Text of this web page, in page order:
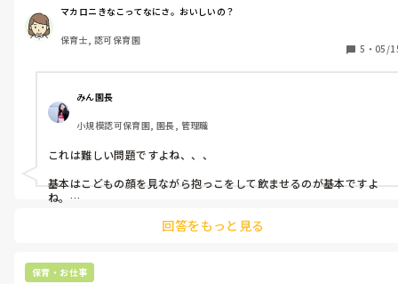
せていました。
保育士は隣で見守るだけです。
始めての光景でただただびっくりしています。
こんな事って普通なのですか？
危なくないですか？事故起きたらどうするん？って思いました。
園も食後のミルクという意味合いでは食事の一環なんだと思うの
ですが…。
でも、10ヶ月ならそろそろ食事の量も増え個人差はありますがミ
習をする頃だと思うので、ミルクをコップで飲むなど合理的な環
すが…。
マカロニきなこってなにさ。おいしいの？
保育士, 認可保育園
5 ・ 05/
みん園長
小規模認可保育園, 園長, 管理職
これは難しい問題ですよね、、、
基本はこどもの顔を見ながら抱っこをして飲ませるのが基本ですよ
ね。
でも9人もいたらそんな人手に取られていられないし、難しいことも
そのような園、まだまだたくさんあると思います💦
回答をもっと見る
保育・お仕事